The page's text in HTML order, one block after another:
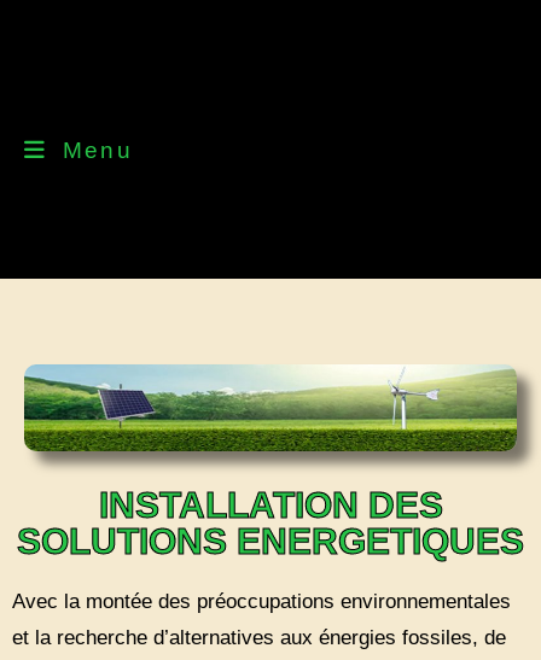
Menu
INSTALLATION DES
SOLUTIONS ENERGETIQUES
Avec la montée des préoccupations environnementales
et la recherche d’alternatives aux énergies fossiles, de